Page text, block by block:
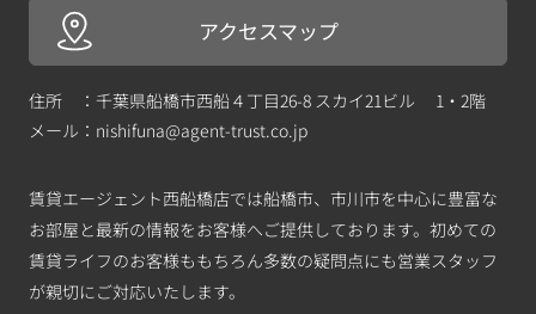
アクセスマップ
住所 ：千葉県船橋市西船４丁目26-8 スカイ21ビル 1・2階
メール： nishifuna@agent-trust.co.jp
賃貸エージェント西船橋店では船橋市、市川市を中心に豊富な
お部屋と最新の情報をお客様へご提供しております。初めての
賃貸ライフのお客様ももちろん多数の疑問点にも営業スタッフ
が親切にご対応いたします。